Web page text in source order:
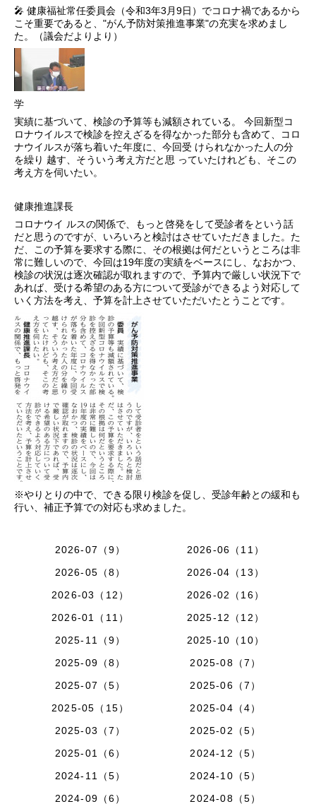
🎤 健康福祉常任委員会（令和3年3月9日）でコロナ禍であるから
こそ重要であると、"がん予防対策推進事業"の充実を求めまし
た。（議会だよりより）
学
実績に基づいて、検診の予算等も減額されている。 今回新型コ
ロナウイルスで検診を控えざるを得なかった部分も含めて、コロ
ナウイルスが落ち着いた年度に、今回受 けられなかった人の分
を繰り 越す、そういう考え方だと思 っていたけれども、そこの
考え方を伺いたい。
健康推進課長
コロナウイ ルスの関係で、もっと啓発をして受診者をという話
だと思うのですが、いろいろと検討はさせていただきました。た
だ、この予算を要求する際に、その根拠は何だというところは非
常に難しいので、今回は19年度の実績をベースにし、なおかつ、
検診の状況は逐次確認が取れますので、予算内で厳しい状況下で
あれば、受ける希望のある方について受診ができるよう対応して
いく方法を考え、予算を計上させていただいたとうことです。
※やりとりの中で、できる限り検診を促し、受診年齢との緩和も
行い、補正予算での対応も求めました。
2026-07（9）
2026-06（11）
2026-05（8）
2026-04（13）
2026-03（12）
2026-02（16）
2026-01（11）
2025-12（12）
2025-11（9）
2025-10（10）
2025-09（8）
2025-08（7）
2025-07（5）
2025-06（7）
2025-05（15）
2025-04（4）
2025-03（7）
2025-02（5）
2025-01（6）
2024-12（5）
2024-11（5）
2024-10（5）
2024-09（6）
2024-08（5）